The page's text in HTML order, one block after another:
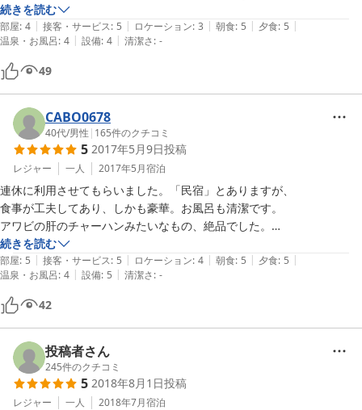
味しさに驚きました。
作業中なのに、「これも食え」、「遠慮しなくていいよ」と声をかけて
いただき、島民の皆さんの優しさにも感動しました。
他の観光地と違って商売っけがなく、奥尻を選んで良かったと思いま
す。
唯一の難点はお風呂にカギがあれば良かったかなと。札を入浴中にして
おけば誰も入って来ないとは思うのですが、女性は少し不安かもです。
間違って入ってくるかもと家内がびびってました。
それ以外は何も言うことはありません。
続きを読む
部屋: 4 | 接客・サービス: 5 | ロケーション: 3 | 朝食: 5 | 夕食: 5 |
温泉・お風呂: 4 | 設備: 4 | 清潔さ: -
49
CABO0678
40代/男性 | 165件のクチコミ
5 2017年5月9日投稿
レジャー 一人 2017年5月宿泊
連休に利用させてもらいました。「民宿」とありますが、
食事が工夫してあり、しかも豪華。お風呂も清潔です。
アワビの肝のチャーハンみたいなもの、絶品でした。
おかみさんが気さくな感じで、でもべたべたしてくるわけでもなく、
一人旅には非常に居心地よかったです。
続きを読む
部屋: 5 | 接客・サービス: 5 | ロケーション: 4 | 朝食: 5 | 夕食: 5 |
温泉・お風呂: 4 | 設備: 5 | 清潔さ: -
42
投稿者さん
245件のクチコミ
5 2018年8月1日投稿
レジャー 一人 2018年7月宿泊